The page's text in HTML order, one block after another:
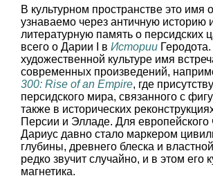
В культурном пространстве это имя
узнаваемо через античную историю
литературную память о персидских
всего о Дарии I в Истории
художественной культуре имя
современных произведений,
300: Rise of an Empire, где
персидского мира, связанного с
также в исторических
Персии и Элладе. Для европейского
Дариус давно стало маркером
глубины, древнего блеска и
редко звучит случайно, и в этом его
магнетика.